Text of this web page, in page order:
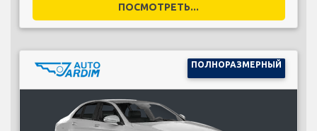
ПОСМОТРЕТЬ...
ПОЛНОРАЗМЕРНЫЙ